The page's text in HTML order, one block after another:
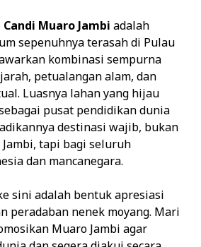
Muaro Jambi adalah
sepenuhnya terasah di Pulau
kombinasi sempurna
petualangan alam, dan
Luasnya lahan yang hijau
pusat pendidikan dunia
destinasi wajib, bukan
tapi bagi seluruh
dan mancanegara.
sini adalah bentuk apresiasi
peradaban nenek moyang. Mari
Muaro Jambi agar